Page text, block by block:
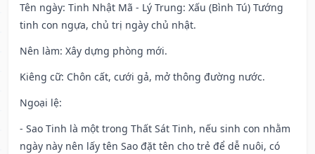
Tên ngày: Tinh Nhật Mã - Lý Trung: Xấu (Bình Tú) Tướng
tinh con ngựa, chủ trị ngày chủ nhật.
Nên làm: Xây dựng phòng mới.
Kiêng cữ: Chôn cất, cưới gả, mở thông đường nước.
Ngoại lệ:
- Sao Tinh là một trong Thất Sát Tinh, nếu sinh con nhằm
ngày này nên lấy tên Sao đặt tên cho trẻ để dễ nuôi, có